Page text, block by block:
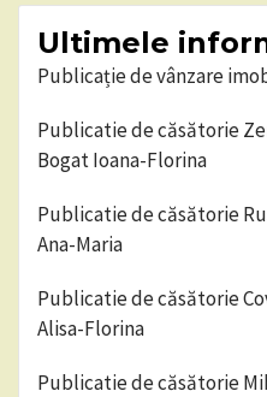
Ultimele
Publicație de vânzare
Publicatie de căsătorie
Bogat Ioana-Florina
Publicatie de căsătorie
Ana-Maria
Publicatie de căsătorie
Alisa-Florina
Publicatie de căsătorie